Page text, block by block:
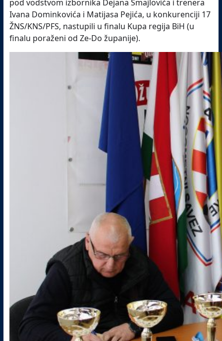
pod vodstvom izbornika Dejana Smajlovića i trenera
Ivana Dominkovića i Matijasa Pejića, u konkurenciji 17
ŽNS/KNS/PFS, nastupili u finalu Kupa regija BiH (u
finalu poraženi od Ze-Do županije).